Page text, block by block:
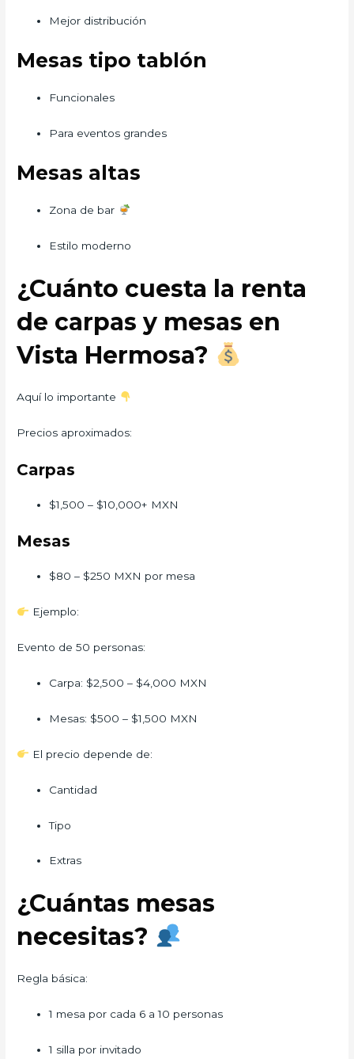
Mejor distribución
Mesas tipo tablón
Funcionales
Para eventos grandes
Mesas altas
Zona de bar
Estilo moderno
¿Cuánto cuesta la renta
de carpas y mesas en
Vista Hermosa?
Aquí lo importante
Precios aproximados:
Carpas
$1,500 – $10,000+ MXN
Mesas
$80 – $250 MXN por mesa
Ejemplo:
Evento de 50 personas:
Carpa: $2,500 – $4,000 MXN
Mesas: $500 – $1,500 MXN
El precio depende de:
Cantidad
Tipo
Extras
¿Cuántas mesas
necesitas?
Regla básica:
1 mesa por cada 6 a 10 personas
1 silla por invitado